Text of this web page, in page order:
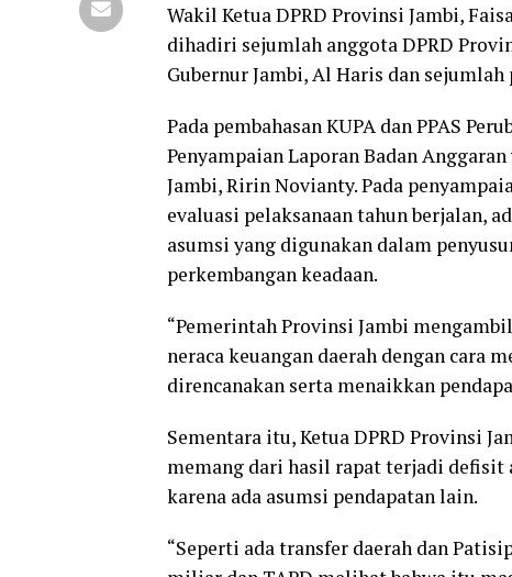
Wakil Ketua DPRD Provinsi Jambi,
dihadiri sejumlah anggota DPRD
Gubernur Jambi, Al Haris dan
Pada pembahasan KUPA dan PPAS
Penyampaian Laporan Badan
Jambi, Ririn Novianty. Pada
evaluasi pelaksanaan tahun berjalan,
asumsi yang digunakan dalam
perkembangan keadaan.
“Pemerintah Provinsi Jambi
neraca keuangan daerah dengan cara
direncanakan serta menaikkan
Sementara itu, Ketua DPRD Provinsi
memang dari hasil rapat terjadi defisit
karena ada asumsi pendapatan lain.
“Seperti ada transfer daerah dan